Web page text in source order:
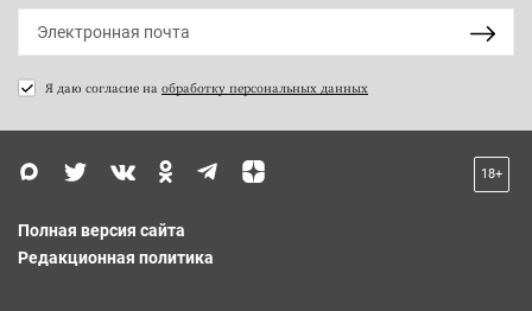
Я даю согласие на обработку персональных данных
18+
Полная версия сайта
Редакционная политика